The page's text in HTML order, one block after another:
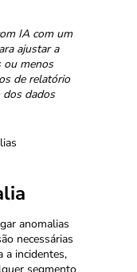
IA com um
ajustar a
ou menos
de relatório
dados
anomalias
necessárias
a incidentes,